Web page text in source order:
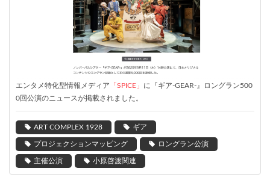
エンタメ特化型情報メディア 「SPICE」 に『ギア-GEAR-』ロングラン500
0回公演のニュースが掲載されました。
ART COMPLEX 1928 ギア
プロジェクションマッピング ロングラン公演
主催公演 小原啓渡関連